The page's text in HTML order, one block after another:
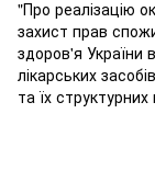
"Про реалізацію
захист прав
здоров'я України
лікарських
та їх структурних